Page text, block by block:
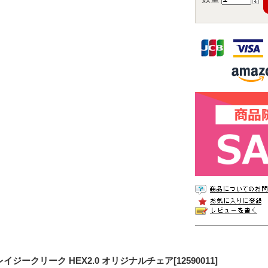
イジークリーク HEX2.0 オリジナルチェア[12590011]